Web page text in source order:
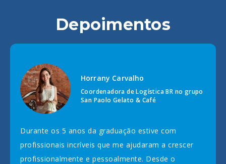
Depoimentos
Horrany Carvalho
Coordenadora de Logística BR no grupo
San Paolo Gelato & Café
Durante os 5 anos da graduação estive com
profissionais incríveis que me ajudaram a crescer
profissionalmente e pessoalmente. Desde o